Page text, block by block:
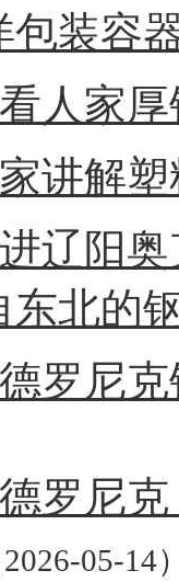
包装容
人家
讲解
辽阳
东北的
罗尼
罗尼
2026-05-14